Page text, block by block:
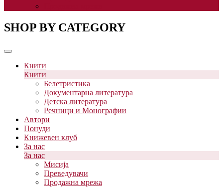
SHOP BY CATEGORY
Книги
Книги
Белетристика
Документарна литература
Детска литература
Речници и Монографии
Автори
Понуди
Книжевен клуб
За нас
За нас
Мисија
Преведувачи
Продажна мрежа